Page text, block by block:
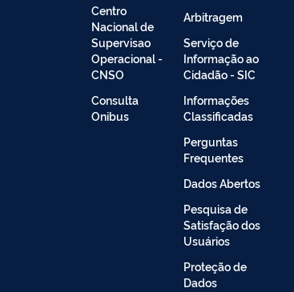
Centro
Nacional de
Supervisao
Operacional -
CNSO
Consulta
Onibus
Arbitragem
Serviço de
Informação ao
Cidadão - SIC
Informações
Classificadas
Perguntas
Frequentes
Dados Abertos
Pesquisa de
Satisfação dos
Usuários
Proteção de
Dados